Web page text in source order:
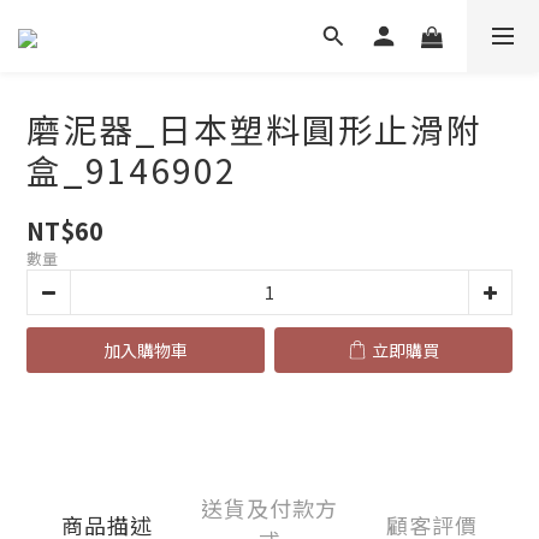
磨泥器_日本塑料圓形止滑附
盒_9146902
NT$60
數量
加入購物車 立即購買
商品描述
送貨及付款方
顧客評價